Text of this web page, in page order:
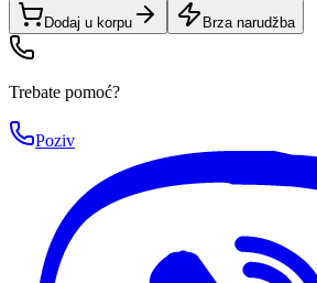
Dodaj u korpu Brza narudžba
Trebate pomoć?
Poziv